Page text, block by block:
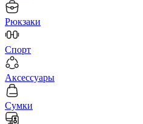
Рюкзаки
Спорт
Аксессуары
Сумки